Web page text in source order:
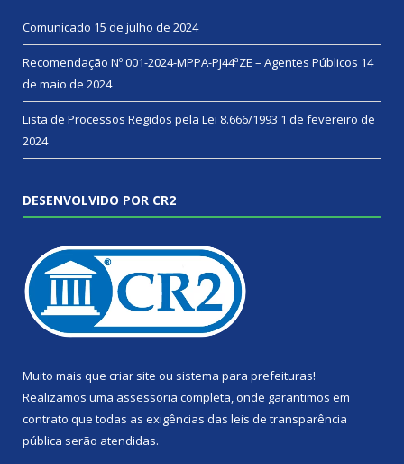
Comunicado 15 de julho de 2024
Recomendação Nº 001-2024-MPPA-PJ44ªZE – Agentes Públicos 14
de maio de 2024
Lista de Processos Regidos pela Lei 8.666/1993 1 de fevereiro de
2024
DESENVOLVIDO POR CR2
Muito mais que criar site ou sistema para prefeituras!
Realizamos uma assessoria completa, onde garantimos em
contrato que todas as exigências das leis de transparência
pública serão atendidas.